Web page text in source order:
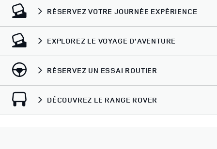
RÉSERVEZ VOTRE JOURNÉE EXPÉRIENCE
EXPLOREZ LE VOYAGE D’AVENTURE
RÉSERVEZ UN ESSAI ROUTIER
DÉCOUVREZ LE RANGE ROVER